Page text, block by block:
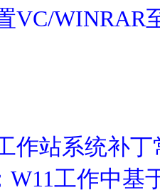
VC/WINRAR
作站系统补
W11工作中基